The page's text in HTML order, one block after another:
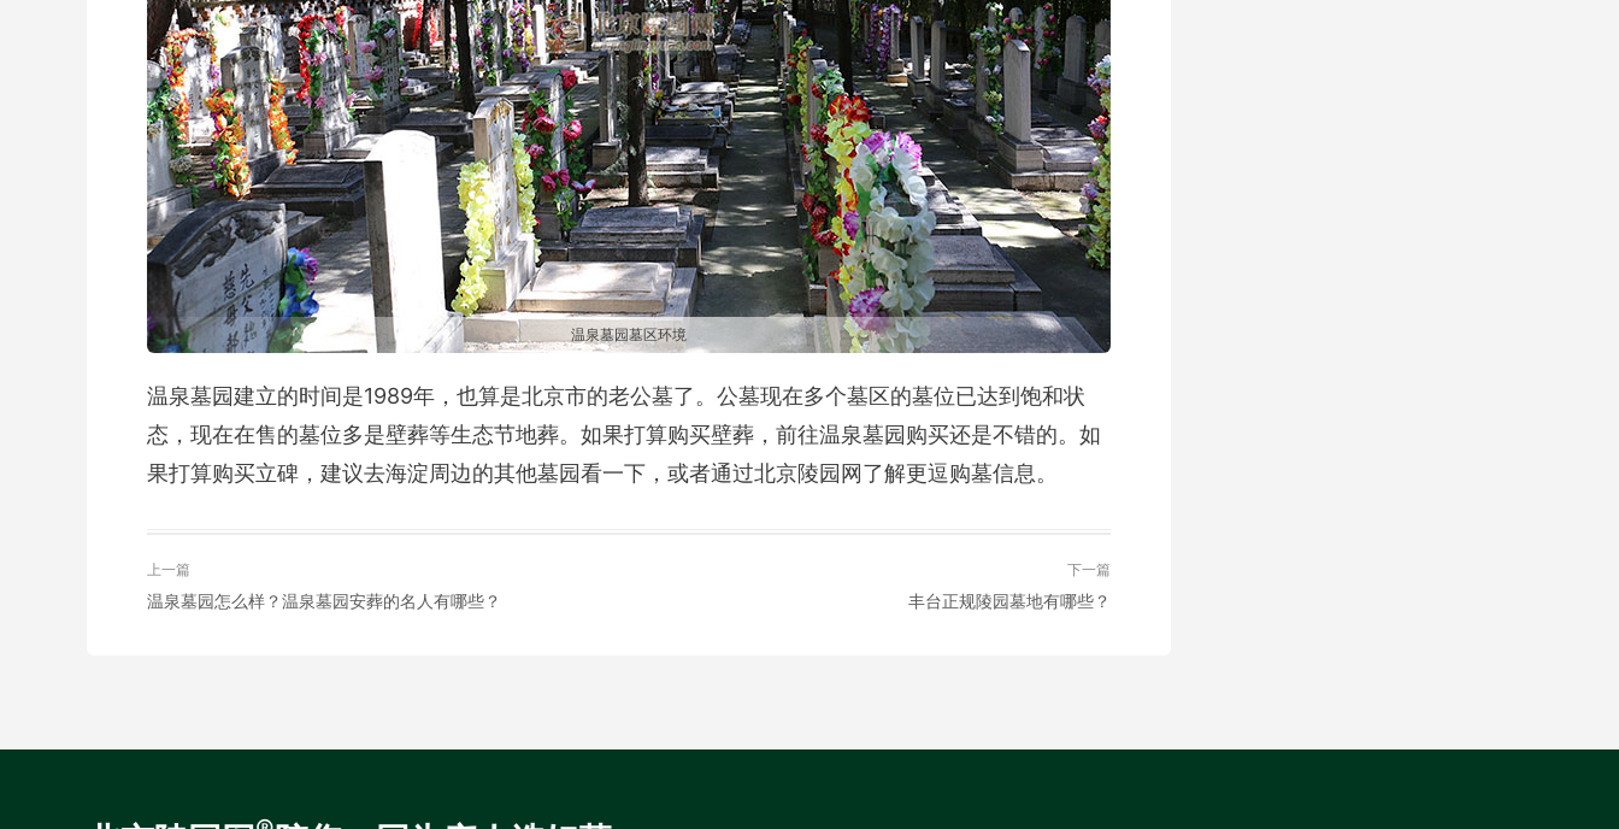
温泉墓园墓区环境
温泉墓园建立的时间是1989年，也算是北京市的老公墓了。公墓现在多个墓区的墓位已达到饱和状
态，现在在售的墓位多是壁葬等生态节地葬。如果打算购买壁葬，前往温泉墓园购买还是不错的。如
果打算购买立碑，建议去海淀周边的其他墓园看一下，或者通过北京陵园网了解更逗购墓信息。
上一篇
温泉墓园怎么样？温泉墓园安葬的名人有哪些？
下一篇
丰台正规陵园墓地有哪些？